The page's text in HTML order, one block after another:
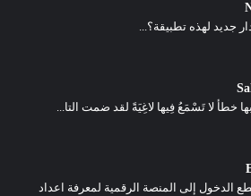
جديد لهذه تطبيقة؟...
الدخول إلى المنصة الرقمية لمعرفة اعداد